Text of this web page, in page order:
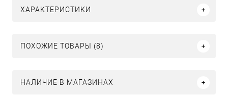
ХАРАКТЕРИСТИКИ
ПОХОЖИЕ ТОВАРЫ (8)
НАЛИЧИЕ В МАГАЗИНАХ